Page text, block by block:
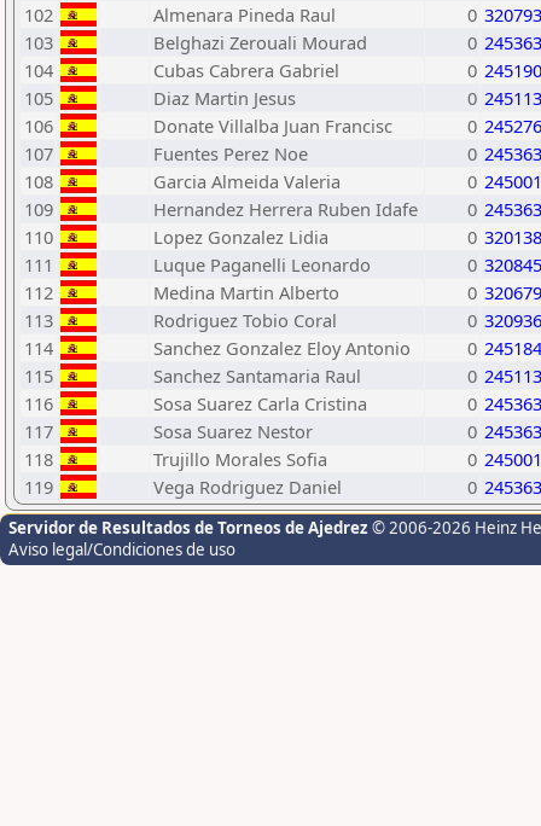
102
Almenara Pineda Raul 0
103
Belghazi Zerouali Mourad 0
104
Cubas Cabrera Gabriel 0
105
Diaz Martin Jesus 0
106
Donate Villalba Juan Francisc 0
107
Fuentes Perez Noe 0
108
Garcia Almeida Valeria 0
109
Hernandez Herrera Ruben Idafe 0
110
Lopez Gonzalez Lidia 0
111
Luque Paganelli Leonardo 0
112
Medina Martin Alberto 0
113
Rodriguez Tobio Coral 0
114
Sanchez Gonzalez Eloy Antonio 0
115
Sanchez Santamaria Raul 0
116
Sosa Suarez Carla Cristina 0
117
Sosa Suarez Nestor 0
118
Trujillo Morales Sofia 0
119
Vega Rodriguez Daniel 0
Servidor de Resultados de Torneos de Ajedrez © 2006-2026 Heinz
Aviso legal/Condiciones de uso